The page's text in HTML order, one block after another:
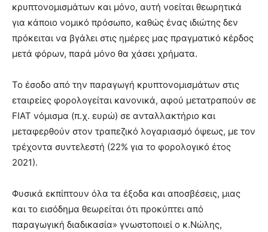
κρυπτονομισμάτων και μόνο, αυτή νοείται θεωρητικά
για κάποιο νομικό πρόσωπο, καθώς ένας ιδιώτης δεν
πρόκειται να βγάλει στις ημέρες μας πραγματικό κέρδος
μετά φόρων, παρά μόνο θα χάσει χρήματα.
Το έσοδο από την παραγωγή κρυπτονομισμάτων στις
εταιρείες φορολογείται κανονικά, αφού μετατραπούν σε
FIAT νόμισμα (π.χ. ευρώ) σε ανταλλακτήριο και
μεταφερθούν στον τραπεζικό λογαριασμό όψεως, με τον
τρέχοντα συντελεστή (22% για το φορολογικό έτος
2021).
Φυσικά εκπίπτουν όλα τα έξοδα και αποσβέσεις, μιας
και το εισόδημα θεωρείται ότι προκύπτει από
παραγωγική διαδικασία» γνωστοποιεί ο κ.Νώλης,